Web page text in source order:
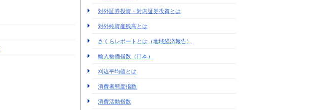
対外証券投資・対内証券投資とは
対外純資産残高とは
さくらレポートとは（地域経済報告）
輸入物価指数（日本）
刈込平均値とは
消費者態度指数
消費活動指数